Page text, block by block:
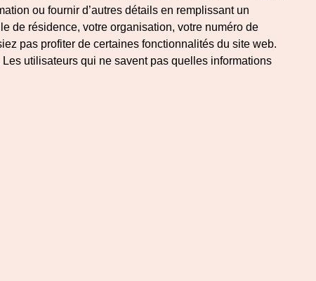
ou fournir d’autres détails en remplissant un
de résidence, votre organisation, votre numéro de
pas profiter de certaines fonctionnalités du site web.
utilisateurs qui ne savent pas quelles informations